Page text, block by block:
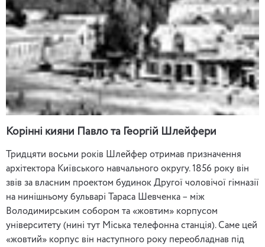
Корінні кияни Павло та Георгій Шлейфери
Тридцяти восьми років Шлейфер отримав призначення
архітектора Київського навчального округу. 1856 року він
звів за власним проектом будинок Другої чоловічої гімназії
на нинішньому бульварі Тараса Шевченка – між
Володимирським собором та «жовтим» корпусом
університету (нині тут Міська телефонна станція). Саме цей
«жовтий» корпус він наступного року переобладнав під